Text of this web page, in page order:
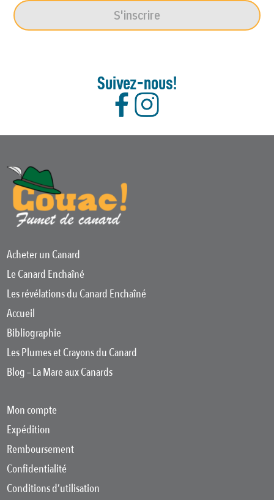
S'inscrire
Suivez-nous!
Acheter un Canard
Le Canard Enchaîné
Les révélations du Canard Enchaîné
Accueil
Bibliographie
Les Plumes et Crayons du Canard
Blog – La Mare aux Canards
Mon compte
Expédition
Remboursement
Confidentialité
Conditions d’utilisation